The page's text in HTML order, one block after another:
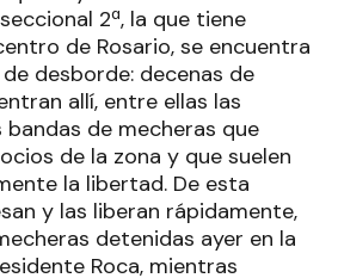
2ª, la que tiene
de Rosario, se encuentra
desborde: decenas de
allí, entre ellas las
de mecheras que
de la zona y que suelen
la libertad. De esta
y las liberan rápidamente,
detenidas ayer en la
Roca, mientras